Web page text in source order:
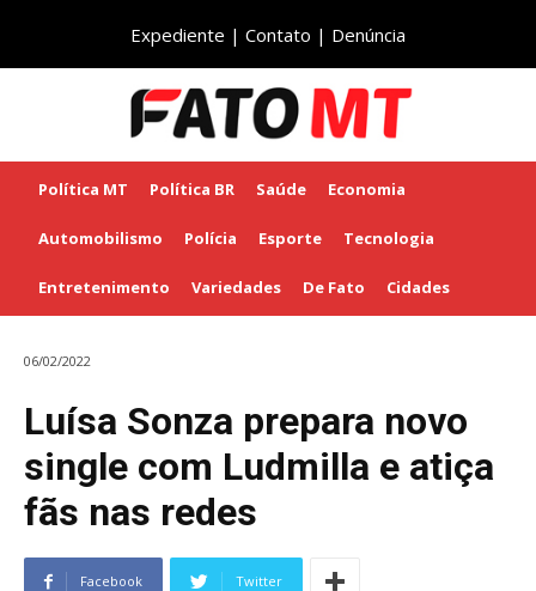
Expediente | Contato | Denúncia
Política MT Política BR Saúde Economia
Automobilismo Polícia Esporte Tecnologia
Entretenimento Variedades De Fato Cidades
06/02/2022
Luísa Sonza prepara novo
single com Ludmilla e atiça
fãs nas redes
Facebook Twitter